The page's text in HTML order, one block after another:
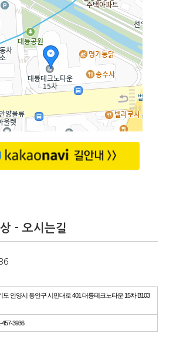
- 오시는길
도 안양시 동안구 시민대로 401 대륭테크노타운 15차 B103
457-3936